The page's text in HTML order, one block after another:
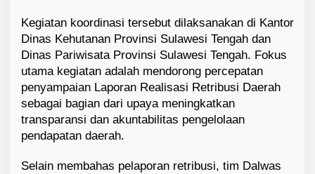
Kegiatan koordinasi tersebut dilaksanakan di Kantor
Dinas Kehutanan Provinsi Sulawesi Tengah dan
Dinas Pariwisata Provinsi Sulawesi Tengah. Fokus
utama kegiatan adalah mendorong percepatan
penyampaian Laporan Realisasi Retribusi Daerah
sebagai bagian dari upaya meningkatkan
transparansi dan akuntabilitas pengelolaan
pendapatan daerah.
Selain membahas pelaporan retribusi, tim Dalwas